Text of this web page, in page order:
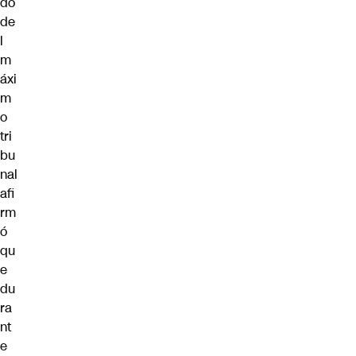
de
l
m
áxi
m
o
tri
bu
nal
afi
rm
ó
qu
e
du
ra
nt
e